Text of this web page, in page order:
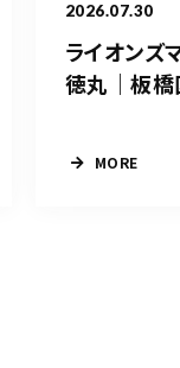
2026.07.30
ライオンズ
徳丸｜板
MORE